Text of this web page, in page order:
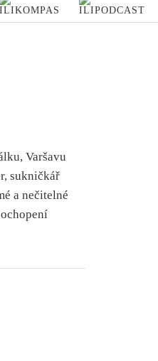
Varšavu
sukničkář
a nečitelné